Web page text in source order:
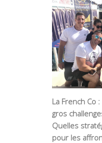
La French Co
gros
Quelles
pour les